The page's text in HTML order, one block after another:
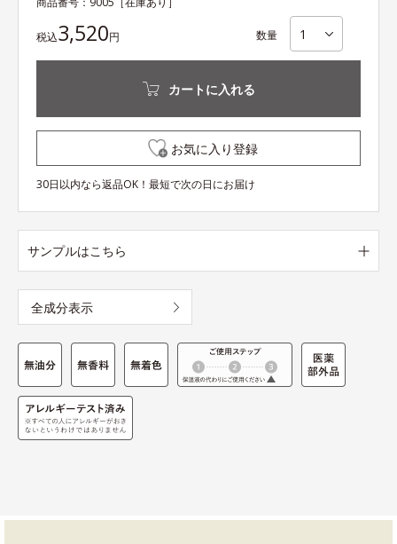
税込3,520円 数量
カートに入れる
お気に入り登録
30日以内なら返品OK！最短で次の日にお届け
サンプルはこちら
全成分表示